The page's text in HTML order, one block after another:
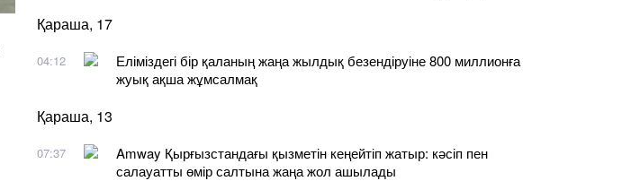
Қараша, 17
04:12
Еліміздегі бір қаланың жаңа жылдық безендіруіне 800 миллионға
жуық ақша жұмсалмақ
Қараша, 13
07:37
Amway Қырғызстандағы қызметін кеңейтіп жатыр: кәсіп пен
салауатты өмір салтына жаңа жол ашылады